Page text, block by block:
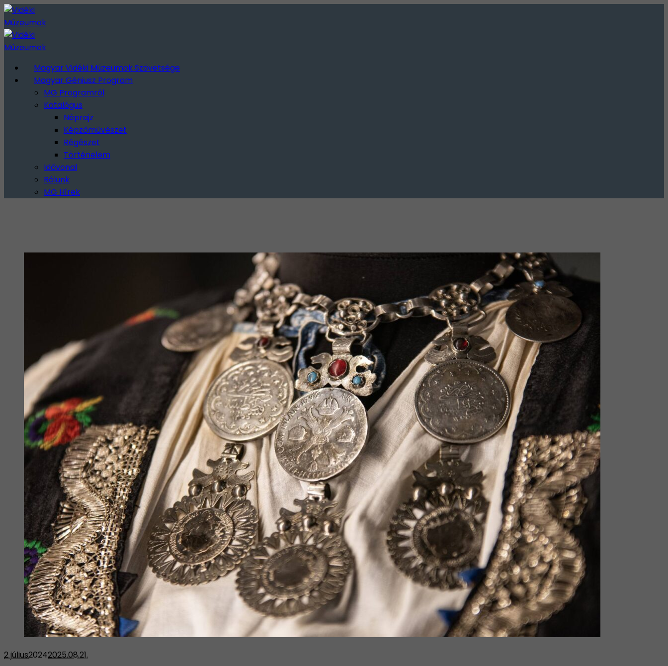
Magyar Vidéki Múzeumok Szövetsége
Magyar Géniusz Program
MG Programról
Katalógus
Néprajz
Képzőművészet
Régészet
Történelem
Idővonal
Rólunk
MG Hírek
2 július20242025.08.21.